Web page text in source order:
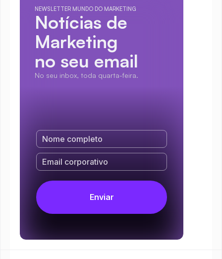
NEWSLETTER MUNDO DO MARKETING
Notícias de
Marketing
no seu email
No seu inbox, toda quarta-feira.